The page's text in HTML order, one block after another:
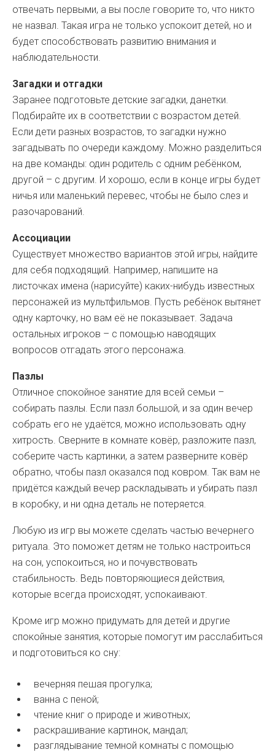
отвечать первыми, а вы после говорите то, что никто
не назвал. Такая игра не только успокоит детей, но и
будет способствовать развитию внимания и
наблюдательности.
Загадки и отгадки
Заранее подготовьте детские загадки, данетки.
Подбирайте их в соответствии с возрастом детей.
Если дети разных возрастов, то загадки нужно
загадывать по очереди каждому. Можно разделиться
на две команды: один родитель с одним ребёнком,
другой – с другим. И хорошо, если в конце игры будет
ничья или маленький перевес, чтобы не было слез и
разочарований.
Ассоциации
Существует множество вариантов этой игры, найдите
для себя подходящий. Например, напишите на
листочках имена (нарисуйте) каких-нибудь известных
персонажей из мультфильмов. Пусть ребёнок вытянет
одну карточку, но вам её не показывает. Задача
остальных игроков – с помощью наводящих
вопросов отгадать этого персонажа.
Пазлы
Отличное спокойное занятие для всей семьи –
собирать пазлы. Если пазл большой, и за один вечер
собрать его не удаётся, можно использовать одну
хитрость. Сверните в комнате ковёр, разложите пазл,
соберите часть картинки, а затем разверните ковёр
обратно, чтобы пазл оказался под ковром. Так вам не
придётся каждый вечер раскладывать и убирать пазл
в коробку, и ни одна деталь не потеряется.
Любую из игр вы можете сделать частью вечернего
ритуала. Это поможет детям не только настроиться
на сон, успокоиться, но и почувствовать
стабильность. Ведь повторяющиеся действия,
которые всегда происходят, успокаивают.
Кроме игр можно придумать для детей и другие
спокойные занятия, которые помогут им расслабиться
и подготовиться ко сну:
вечерняя пешая прогулка;
ванна с пеной;
чтение книг о природе и животных;
раскрашивание картинок, мандал;
разглядывание темной комнаты с помощью